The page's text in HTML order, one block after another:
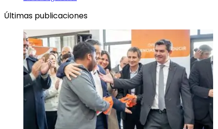
Últimas publicaciones